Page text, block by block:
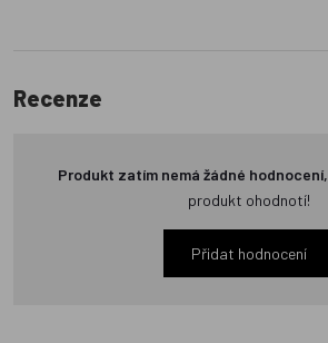
Recenze
Produkt zatím nemá žádné hodnocení,
produkt ohodnotí!
Přidat hodnocení